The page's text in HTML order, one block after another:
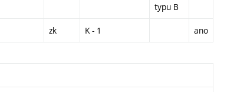
typu B
zk K - 1 ano